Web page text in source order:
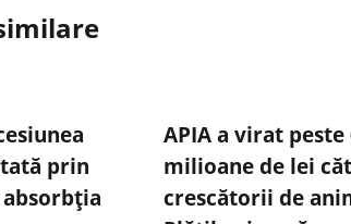
prin
APIA a virat peste
milioane de lei
crescătorii de